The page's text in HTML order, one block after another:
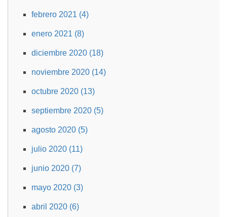
febrero 2021 (4)
enero 2021 (8)
diciembre 2020 (18)
noviembre 2020 (14)
octubre 2020 (13)
septiembre 2020 (5)
agosto 2020 (5)
julio 2020 (11)
junio 2020 (7)
mayo 2020 (3)
abril 2020 (6)